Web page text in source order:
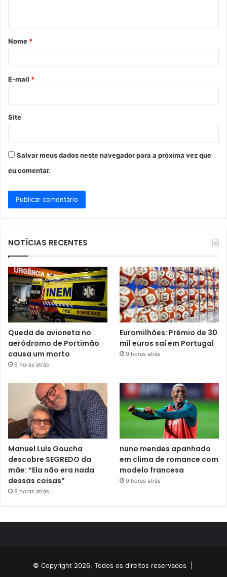
á
r
*
Nome *
E-mail *
Site
Salvar meus dados neste navegador para a próxima vez que
eu comentar.
NOTÍCIAS RECENTES
Queda de avioneta no
aeródromo de Portimão
causa um morto
6 horas atrás
Euromilhões: Prémio de 30
mil euros sai em Portugal
9 horas atrás
Manuel Luís Goucha
descobre SEGREDO da
mãe: “Ela não era nada
dessas coisas”
9 horas atrás
nuno mendes apanhado
em clima de romance com
modelo francesa
9 horas atrás
© Copyright 2026, Todos os direitos reservados |